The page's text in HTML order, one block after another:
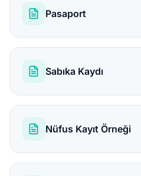
Pasaport
Sabıka Kaydı
Nüfus Kayıt Örneği